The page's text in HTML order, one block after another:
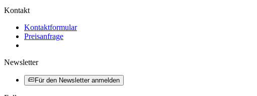
Kontakt
Kontaktformular
Preisanfrage
Newsletter
Für den Newsletter anmelden